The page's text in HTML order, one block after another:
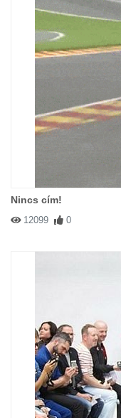
Nincs cím!
12099 0